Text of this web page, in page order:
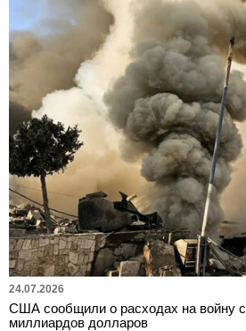
24.07.2026
США сообщили о расходах на войну
миллиардов долларов